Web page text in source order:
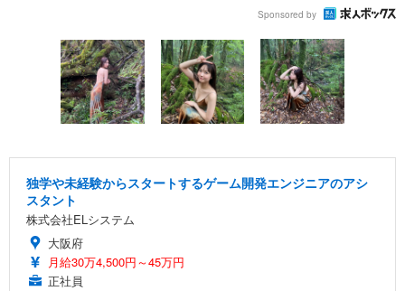
Sponsored by
独学や未経験からスタートするゲーム開発エンジニアのアシ
スタント
株式会社ELシステム
大阪府
月給30万4,500円～45万円
正社員